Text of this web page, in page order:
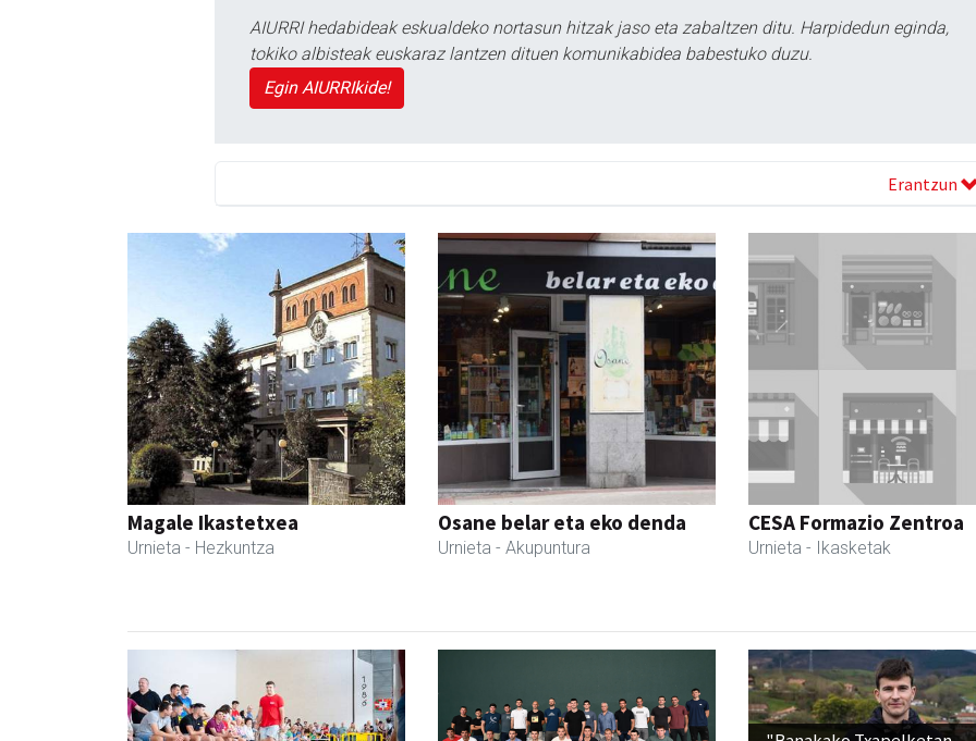
AIURRI hedabideak eskualdeko nortasun hitzak jaso eta zabaltzen ditu. Harpidedun eginda,
tokiko albisteak euskaraz lantzen dituen komunikabidea babestuko duzu.
Egin AIURRIkide!
Erantzun
Magale Ikastetxea
Urnieta - Hezkuntza
Osane belar eta eko denda
Urnieta - Akupuntura
CESA Formazio Zentroa
Urnieta - Ikasketak